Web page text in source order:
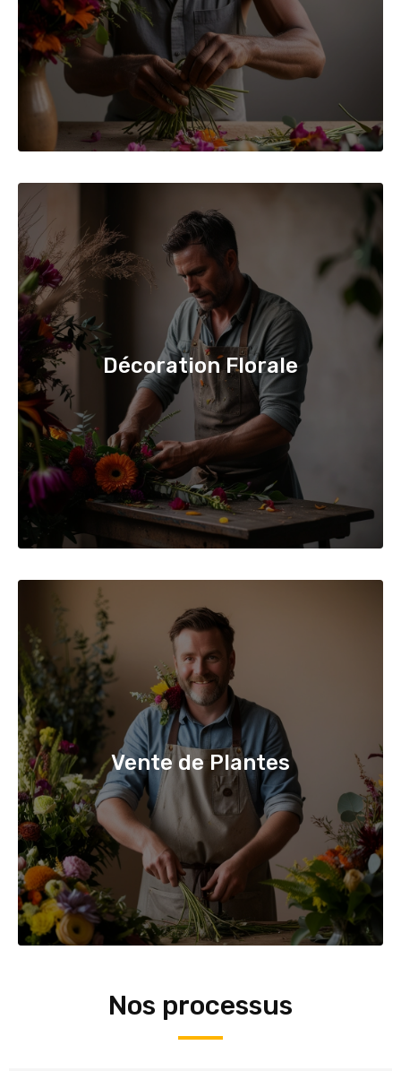
Décoration Florale
Vente de Plantes
Nos processus